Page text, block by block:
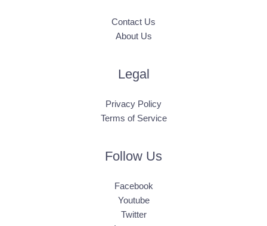
Contact Us
About Us
Legal
Privacy Policy
Terms of Service
Follow Us
Facebook
Youtube
Twitter